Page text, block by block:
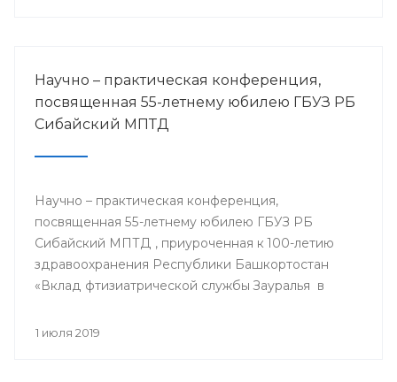
Научно – практическая конференция,
посвященная 55-летнему юбилею ГБУЗ РБ
Сибайский МПТД
Научно – практическая конференция,
посвященная 55-летнему юбилею ГБУЗ РБ
Сибайский МПТД , приуроченная к 100-летию
здравоохранения Республики Башкортостан
«Вклад фтизиатрической службы Зауралья в
года в городе Сибай.
1 июля 2019